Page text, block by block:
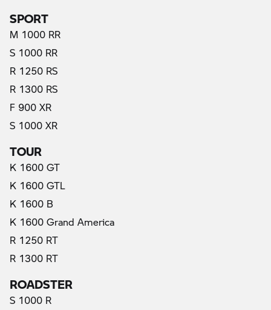
SPORT
M 1000 RR
S 1000 RR
R 1250 RS
R 1300 RS
F 900 XR
S 1000 XR
TOUR
K 1600 GT
K 1600 GTL
K 1600 B
K 1600 Grand America
R 1250 RT
R 1300 RT
ROADSTER
S 1000 R